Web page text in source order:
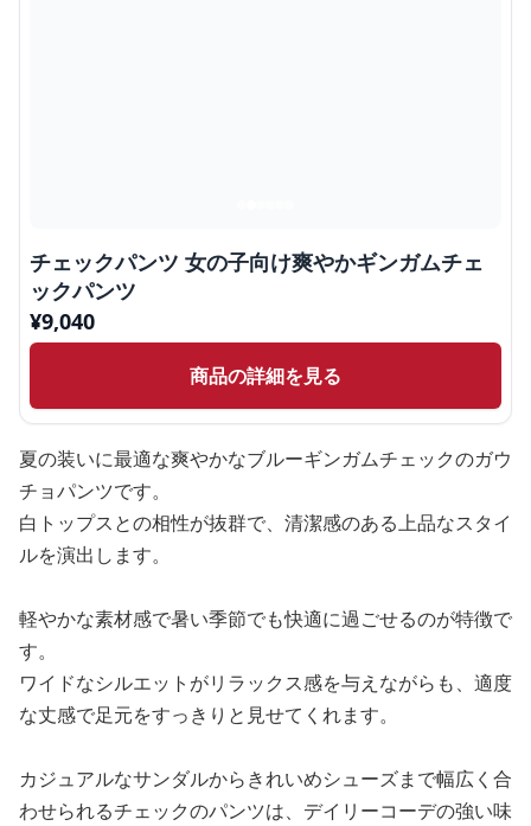
チェックパンツ 女の子向け爽やかギンガムチェ
ックパンツ
¥9,040
商品の詳細を見る
夏の装いに最適な爽やかなブルーギンガムチェックのガウ
チョパンツです。
白トップスとの相性が抜群で、清潔感のある上品なスタイ
ルを演出します。
軽やかな素材感で暑い季節でも快適に過ごせるのが特徴で
す。
ワイドなシルエットがリラックス感を与えながらも、適度
な丈感で足元をすっきりと見せてくれます。
カジュアルなサンダルからきれいめシューズまで幅広く合
わせられるチェックのパンツは、デイリーコーデの強い味